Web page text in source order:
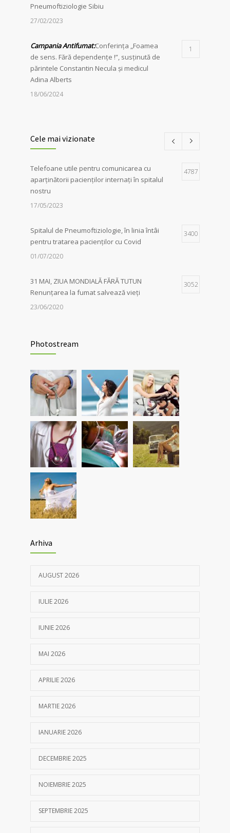
Pneumoftiziologie Sibiu
27/02/2023
Campania Antifumat:Conferința „Foamea
de sens. Fără dependențe !”, susținută de
părintele Constantin Necula și medicul
Adina Alberts
1
18/06/2024
Iluminarea în roșu a unor clădiri
emblematice din Sibiu a marcat, în mod
simbolic, solidaritatea autorităților locale în
lupta împotriva tuberculozei, de Ziua
1
06/04/2026
Cele mai vizionate
Telefoane utile pentru comunicarea cu
aparținătorii pacienților internați în spitalul
nostru
4787
17/05/2023
Spitalul de Pneumoftiziologie, în linia întâi
pentru tratarea pacienților cu Covid
3400
01/07/2020
31 MAI, ZIUA MONDIALĂ FĂRĂ TUTUN
Renunțarea la fumat salvează vieți
3052
23/06/2020
doar în primele 5 zile de la pozitivare
Investigații respiratorii complexe pentru
pacienții post-Covid și cei cu alte boli
pulmonare
30/03/2021
Nou! Test pentru determinarea anticorpilor
IgG COVID 19 cantitativi
05/04/2021
Photostream
Arhiva
AUGUST 2026
IULIE 2026
IUNIE 2026
MAI 2026
APRILIE 2026
MARTIE 2026
IANUARIE 2026
DECEMBRIE 2025
NOIEMBRIE 2025
SEPTEMBRIE 2025